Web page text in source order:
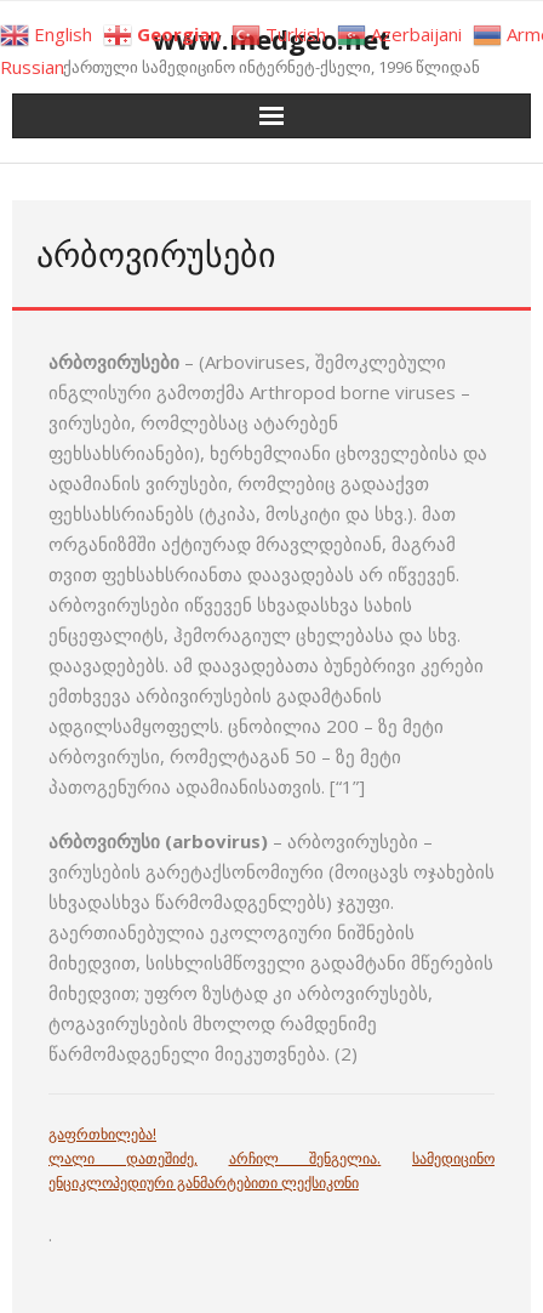
to
content
www.medgeo.net
ქართული სამედიცინო ინტერნეტ-ქსელი, 1996 წლიდან
ᲐᲠᲑᲝᲕᲘᲠᲣᲡᲔᲑᲘ
არბოვირუსები – (Arboviruses, შემოკლებული
ინგლისური გამოთქმა Arthropod borne viruses –
ვირუსები, რომლებსაც ატარებენ
ფეხსახსრიანები), ხერხემლიანი ცხოველებისა და
ადამიანის ვირუსები, რომლებიც გადააქვთ
ფეხსახსრიანებს (ტკიპა, მოსკიტი და სხვ.). მათ
ორგანიზმში აქტიურად მრავლდებიან, მაგრამ
თვით ფეხსახსრიანთა დაავადებას არ იწვევენ.
არბოვირუსები იწვევენ სხვადასხვა სახის
ენცეფალიტს, ჰემორაგიულ ცხელებასა და სხვ.
დაავადებებს. ამ დაავადებათა ბუნებრივი კერები
ემთხვევა არბივირუსების გადამტანის
ადგილსამყოფელს. ცნობილია 200 – ზე მეტი
არბოვირუსი, რომელტაგან 50 – ზე მეტი
პათოგენურია ადამიანისათვის. [“1”]
არბოვირუსი (arbovirus) – არბოვირუსები –
ვირუსების გარეტაქსონომიური (მოიცავს ოჯახების
სხვადასხვა წარმომადგენლებს) ჯგუფი.
გაერთიანებულია ეკოლოგიური ნიშნების
მიხედვით, სისხლისმწოველი გადამტანი მწერების
მიხედვით; უფრო ზუსტად კი არბოვირუსებს,
ტოგავირუსების მხოლოდ რამდენიმე
წარმომადგენელი მიეკუთვნება. (2)
გაფრთხილება!
ლალი დათეშიძე, არჩილ შენგელია.
სამედიცინო
ენციკლოპედიური განმარტებითი ლექსიკონი
.
English Georgian Turkish Azerbaijani
Russian